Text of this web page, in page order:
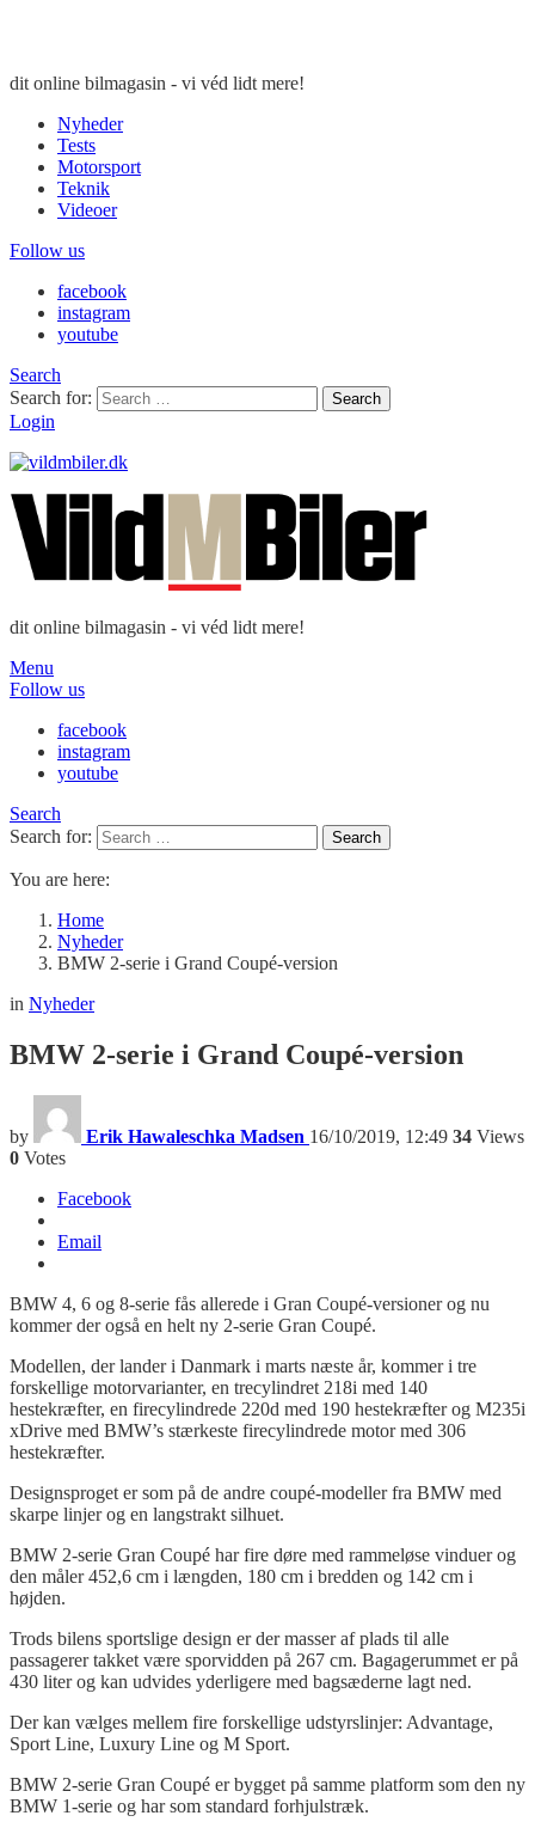
dit online bilmagasin - vi véd lidt mere!
Nyheder
Tests
Motorsport
Teknik
Videoer
Follow us
facebook
instagram
youtube
Search
Search for:
Search
Login
dit online bilmagasin - vi véd lidt mere!
Menu
Follow us
facebook
instagram
youtube
Search
Search for:
Search
You are here:
Home
Nyheder
BMW 2-serie i Grand Coupé-version
in Nyheder
BMW 2-serie i Grand Coupé-version
by Erik Hawaleschka Madsen 16/10/2019, 12:49 34 Views
0 Votes
Facebook
Email
BMW 4, 6 og 8-serie fås allerede i Gran Coupé-versioner og nu
kommer der også en helt ny 2-serie Gran Coupé.
Modellen, der lander i Danmark i marts næste år, kommer i tre
forskellige motorvarianter, en trecylindret 218i med 140
hestekræfter, en firecylindrede 220d med 190 hestekræfter og M235i
xDrive med BMW’s stærkeste firecylindrede motor med 306
hestekræfter.
Designsproget er som på de andre coupé-modeller fra BMW med
skarpe linjer og en langstrakt silhuet.
BMW 2-serie Gran Coupé har fire døre med rammeløse vinduer og
den måler 452,6 cm i længden, 180 cm i bredden og 142 cm i
højden.
Trods bilens sportslige design er der masser af plads til alle
passagerer takket være sporvidden på 267 cm. Bagagerummet er på
430 liter og kan udvides yderligere med bagsæderne lagt ned.
Der kan vælges mellem fire forskellige udstyrslinjer: Advantage,
Sport Line, Luxury Line og M Sport.
BMW 2-serie Gran Coupé er bygget på samme platform som den ny
BMW 1-serie og har som standard forhjulstræk.